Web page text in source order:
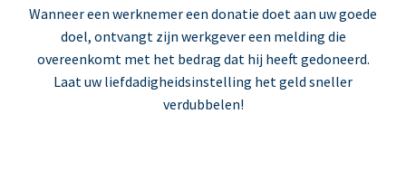
Wanneer een werknemer een donatie doet aan uw goede
doel, ontvangt zijn werkgever een melding die
overeenkomt met het bedrag dat hij heeft gedoneerd.
Laat uw liefdadigheidsinstelling het geld sneller
verdubbelen!